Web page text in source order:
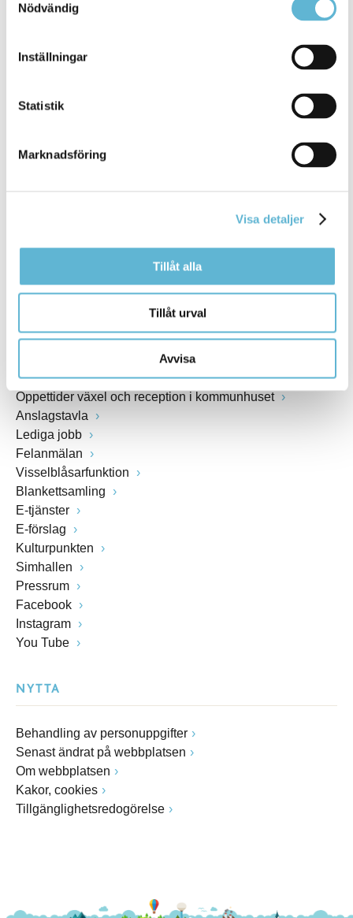
Nödvändig
Inställningar
Statistik
Marknadsföring
Visa detaljer
Tillåt alla
Tillåt urval
Avvisa
KONTAKT
Besöksadress
Box 18, 295 21 Bromölla
Fax: 0456-82 22 00
Öppettider växel och reception i kommunhuset
Anslagstavla
Lediga jobb
Felanmälan
Visselblåsarfunktion
Blankettsamling
E-tjänster
E-förslag
Kulturpunkten
Simhallen
Pressrum
Facebook
Instagram
You Tube
NYTTA
Behandling av personuppgifter
Senast ändrat på webbplatsen
Om webbplatsen
Kakor, cookies
Tillgänglighetsredogörelse